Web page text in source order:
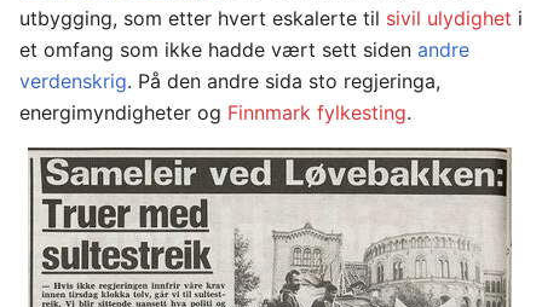
utbygging, som etter hvert eskalerte til sivil ulydighet i
et omfang som ikke hadde vært sett siden andre
verdenskrig. På den andre sida sto regjeringa,
energimyndigheter og Finnmark fylkesting.